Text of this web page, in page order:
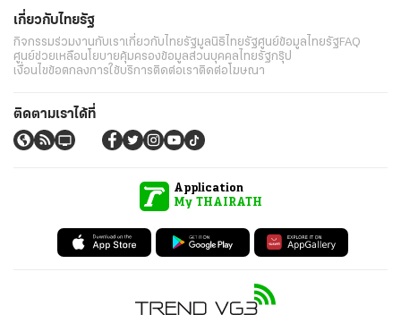
เกี่ยวกับไทยรัฐ
กิจกรรมร่วมงานกับเราเกี่ยวกับไทยรัฐมูลนิธิไทยรัฐศูนย์ข้อมูลไทยรัฐFAQ
ศูนย์ช่วยเหลือนโยบายคุ้มครองข้อมูลส่วนบุคคลไทยรัฐกรุ๊ป
เงื่อนไขข้อตกลงการใช้บริการติดต่อเราติดต่อโฆษณา
ติดตามเราได้ที่
Application
My THAIRATH